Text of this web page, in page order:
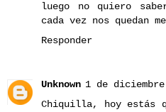
luego no quiero
cada vez nos quedan
Responder
Unknown 1 de
Chiquilla, hoy estás